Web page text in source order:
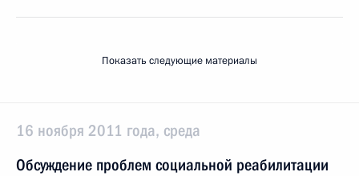
Показать следующие материалы
16 ноября 2011 года, среда
Обсуждение проблем социальной реабилитации